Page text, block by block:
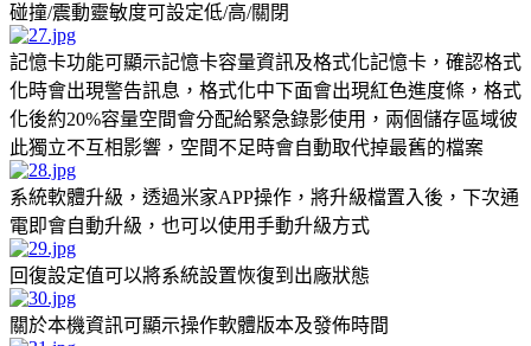
碰撞/震動靈敏度可設定低/高/關閉
記憶卡功能可顯示記憶卡容量資訊及格式化記憶卡，確認格式
化時會出現警告訊息，格式化中下面會出現紅色進度條，格式
化後約20%容量空間會分配給緊急錄影使用，兩個儲存區域彼
此獨立不互相影響，空間不足時會自動取代掉最舊的檔案
系統軟體升級，透過米家APP操作，將升級檔置入後，下次通
電即會自動升級，也可以使用手動升級方式
回復設定值可以將系統設置恢復到出廠狀態
關於本機資訊可顯示操作軟體版本及發佈時間